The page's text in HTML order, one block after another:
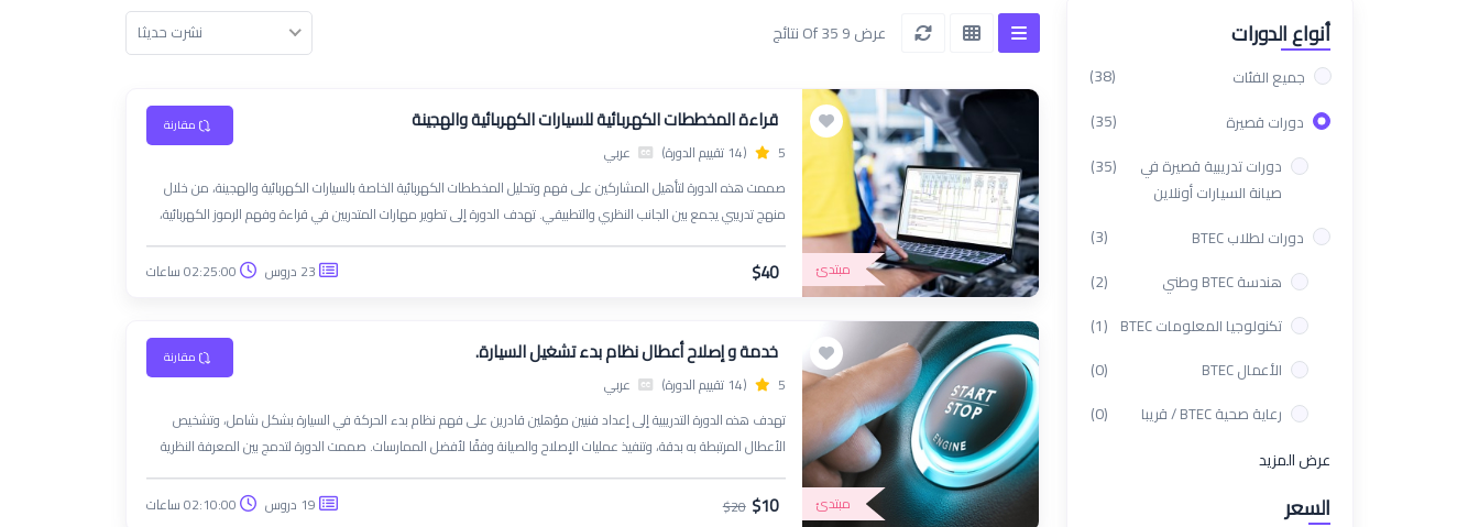
أنواع الدورات
جميع الفئات (38)
دورات قصيرة (35)
دورات تدريبية قصيرة في
صيانة السيارات أونلاين
(35)
دورات لطلاب BTEC (3)
هندسة BTEC وطني (2)
تكنولوجيا المعلومات BTEC (1)
الأعمال BTEC (0)
رعاية صحية BTEC / قريبا
(0)
عرض المزيد
السعر
عرض 9 Of 35 نتائج نشرت حديثا
مبتدئ
قراءة المخططات الكهربائية للسيارات الكهربائية والهجينة مقارنة
5 (14 تقييم الدورة)
عربي
صممت هذه الدورة لتأهيل المشاركين على فهم وتحليل المخططات الكهربائية الخاصة بالسيارات الكهربائية والهجينة، من خلال
منهج تدريبي يجمع بين الجانب النظري والتطبيقي. تهدف الدورة إلى تطوير مهارات المتدربين في قراءة وفهم الرموز الكهربائية،
تتبّع المسارات، وتحليل دوائر الاتصال بين وحدات التحكم الإلكترونية، مما يمكّنهم من تشخيص الأعطال بدقة واحترافية.
$40
مبتدئ
خدمة و إصلاح أعطال نظام بدء تشغيل السيارة. مقارنة
5 (14 تقييم الدورة)
عربي
تهدف هذه الدورة التدريبية إلى إعداد فنيين مؤهلين قادرين على فهم نظام بدء الحركة في السيارة بشكل شامل، وتشخيص
الأعطال المرتبطة به بدقة، وتنفيذ عمليات الإصلاح والصيانة وفقًا لأفضل الممارسات. صممت الدورة لتدمج بين المعرفة النظرية
والتطبيق العملي من خلال ورش عمل مكثفة.
$10
$20